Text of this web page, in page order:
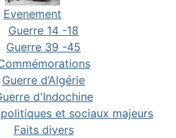
Evenement
Guerre 14 -18
Guerre 39 -45
Guerre d’Algérie
d'Indochine
et sociaux majeurs
Faits divers